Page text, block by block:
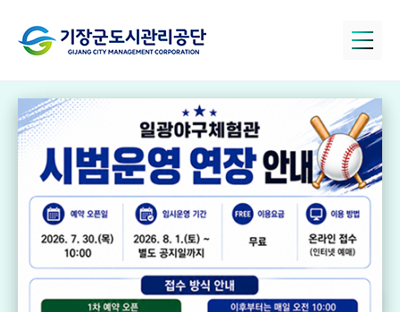
정관아쿠아드림 파크 국민체육센터